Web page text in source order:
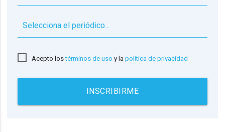
Acepto lostérminos de uso y lapolítica de privacidad
INSCRIBIRME